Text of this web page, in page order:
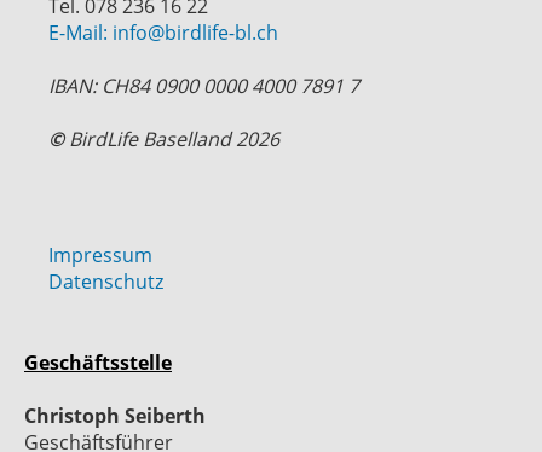
Tel. 078 236 16 22
E-Mail: info@birdlife-bl.ch
IBAN: CH84 0900 0000 4000 7891 7
©BirdLife Baselland 2026
Impressum
Datenschutz
Geschäftsstelle
Christoph Seiberth
Geschäftsführer